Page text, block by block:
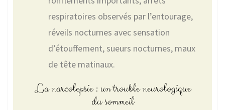
respiratoires observés par l’entourage,
réveils nocturnes avec sensation
d’étouffement, sueurs nocturnes, maux
de tête matinaux.
La narcolepsie : un trouble neurologique
du sommeil